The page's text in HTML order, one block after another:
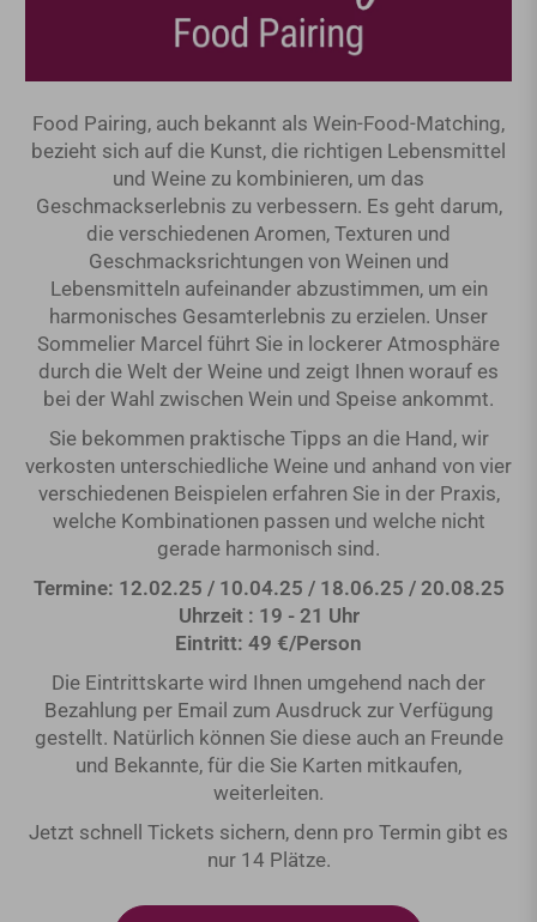
Food Pairing, auch bekannt als Wein-Food-Matching,
bezieht sich auf die Kunst, die richtigen Lebensmittel
und Weine zu kombinieren, um das
Geschmackserlebnis zu verbessern. Es geht darum,
die verschiedenen Aromen, Texturen und
Geschmacksrichtungen von Weinen und
Lebensmitteln aufeinander abzustimmen, um ein
harmonisches Gesamterlebnis zu erzielen. Unser
Sommelier Marcel führt Sie in lockerer Atmosphäre
durch die Welt der Weine und zeigt Ihnen worauf es
bei der Wahl zwischen Wein und Speise ankommt.
Sie bekommen praktische Tipps an die Hand, wir
verkosten unterschiedliche Weine und anhand von vier
verschiedenen Beispielen erfahren Sie in der Praxis,
welche Kombinationen passen und welche nicht
gerade harmonisch sind.
Termine: 12.02.25 / 10.04.25 / 18.06.25 / 20.08.25
Uhrzeit : 19 - 21 Uhr
Eintritt: 49 €/Person
Die Eintrittskarte wird Ihnen umgehend nach der
Bezahlung per Email zum Ausdruck zur Verfügung
gestellt. Natürlich können Sie diese auch an Freunde
und Bekannte, für die Sie Karten mitkaufen,
weiterleiten.
Jetzt schnell Tickets sichern, denn pro Termin gibt es
nur 14 Plätze.